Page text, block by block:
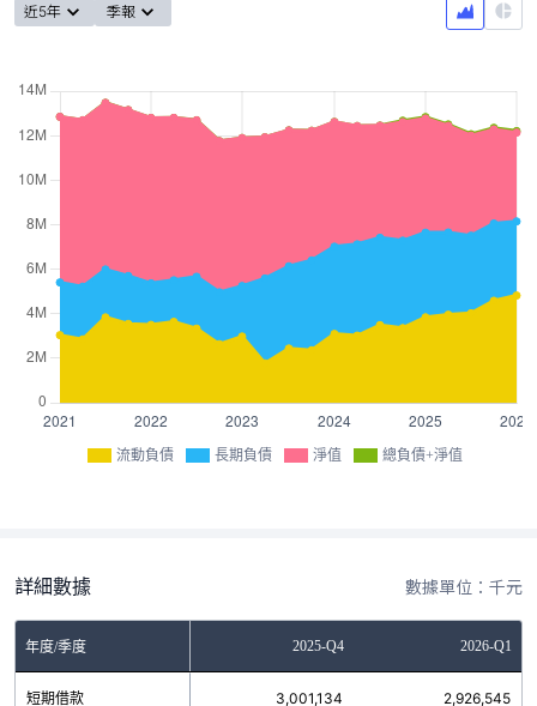
近5年 季報
流動負債 長期負債 淨值 總負債+淨值
詳細數據 數據單位：千元
年度/季度 2025-Q4 2026-Q1
短期借款 3,001,134 2,926,545